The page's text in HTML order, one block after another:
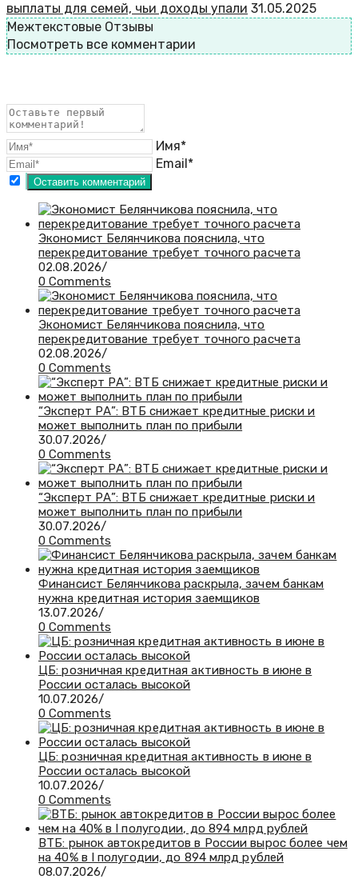
выплаты для семей, чьи доходы упали 31.05.2025
Межтекстовые Отзывы
Посмотреть все комментарии
Имя*
Email*
Экономист Белянчикова пояснила, что
перекредитование требует точного расчета
02.08.2026/
0 Comments
Экономист Белянчикова пояснила, что
перекредитование требует точного расчета
02.08.2026/
0 Comments
“Эксперт РА”: ВТБ снижает кредитные риски и
может выполнить план по прибыли
30.07.2026/
0 Comments
“Эксперт РА”: ВТБ снижает кредитные риски и
может выполнить план по прибыли
30.07.2026/
0 Comments
Финансист Белянчикова раскрыла, зачем банкам
нужна кредитная история заемщиков
13.07.2026/
0 Comments
ЦБ: розничная кредитная активность в июне в
России осталась высокой
10.07.2026/
0 Comments
ЦБ: розничная кредитная активность в июне в
России осталась высокой
10.07.2026/
0 Comments
ВТБ: рынок автокредитов в России вырос более чем
на 40% в I полугодии, до 894 млрд рублей
08.07.2026/